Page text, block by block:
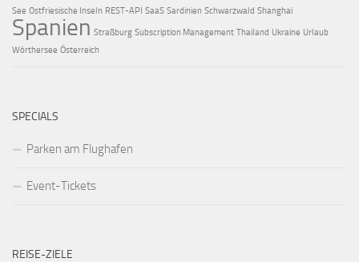
See Ostfriesische Inseln REST-API SaaS Sardinien Schwarzwald Shanghai
Spanien Straßburg Subscription Management Thailand Ukraine Urlaub
Wörthersee Österreich
SPECIALS
Parken am Flughafen
Event-Tickets
REISE-ZIELE